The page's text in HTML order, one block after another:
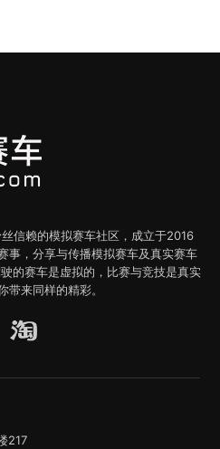
信赖的模拟赛车社区，成立于2016
事，分享与传播模拟赛车及真实赛车
的赛车是虚拟的，比赛与竞技是真实
带来同样的精彩。
217